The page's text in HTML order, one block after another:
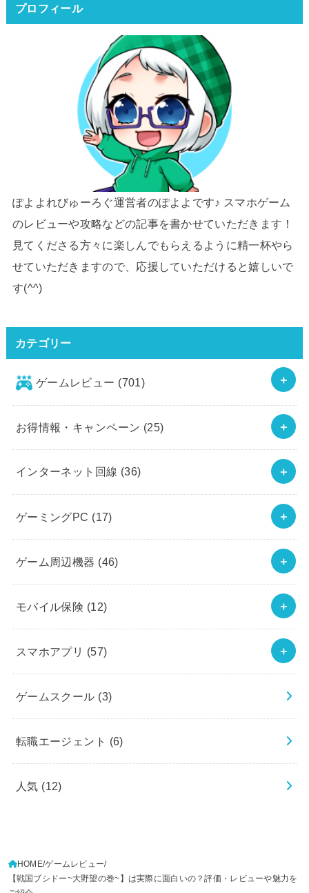
プロフィール
ぽよよれびゅーろぐ運営者のぽよよです♪ スマホゲーム
のレビューや攻略などの記事を書かせていただきます！
見てくださる方々に楽しんでもらえるように精一杯やら
せていただきますので、応援していただけると嬉しいで
す(^^)
カテゴリー
ゲームレビュー (701)
お得情報・キャンペーン (25)
インターネット回線 (36)
ゲーミングPC (17)
ゲーム周辺機器 (46)
モバイル保険 (12)
スマホアプリ (57)
ゲームスクール (3)
転職エージェント (6)
人気 (12)
HOME ゲームレビュー
【戦国ブシドー~大野望の巻~】は実際に面白いの？評価・レビューや魅力を